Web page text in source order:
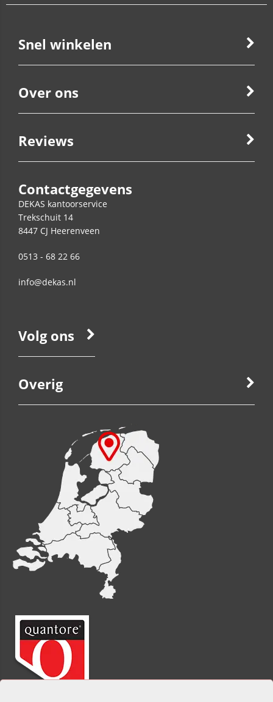
Snel winkelen
Over ons
Reviews
Contactgegevens
DEKAS kantoorservice
Trekschuit 14
8447 CJ Heerenveen
0513 - 68 22 66
info@dekas.nl
Volg ons
Overig